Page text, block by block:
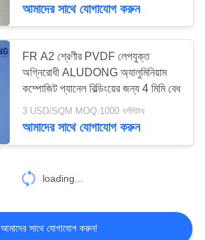
আমাদের সাথে যোগাযোগ করুন
FR A2 শ্রেণীর PVDF লেপযুক্ত
অগ্নিরোধী ALUDONG অ্যালুমিনিয়াম
কম্পোজিট প্যানেল বিল্ডিংয়ের জন্য 4 মিমি বেধ
3 USD/SQM MOQ:1000 বর্গমিটার
আমাদের সাথে যোগাযোগ করুন
loading...
আমাদের সাথে যোগাযোগ করুন!